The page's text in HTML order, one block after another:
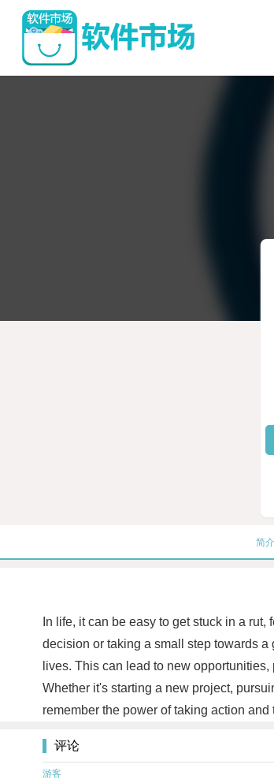
简介
In life, it can be easy to get stuck in a
decision or taking a small step towards
lives. This can lead to new
Whether it's starting a new project,
remember the power of taking action
评论
游客